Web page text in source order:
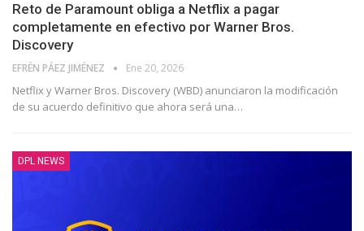
Reto de Paramount obliga a Netflix a pagar
completamente en efectivo por Warner Bros.
Discovery
EFRÉN PÁEZ JIMÉNEZ Ene 20, 2026
Netflix y Warner Bros. Discovery (WBD) anunciaron la modificación
de su acuerdo definitivo que ahora será una…
DPL NEWS